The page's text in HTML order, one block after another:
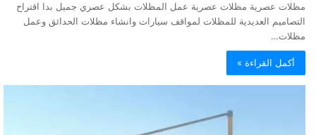
مظلات عصرية مظلات عصرية عمل المظلات بشكل عصري جميل بدا اقتراح
التصاميم العديدية للمظلات لمواقف سيارات وانشاء مظلات الحدائق وعمل
مظلات…
أكمل القراءة »